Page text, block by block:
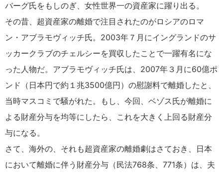
バーグ氏をもしのぎ、女性世界一の資産家に躍り出る。
その昔、超資産家の離婚で注目されたのがロシアのロマ
ン・アブラモヴィッチ氏。2003年７月にイングランドのサ
ッカークラブのチェルシーを買収したことで一躍有名にな
った人物だ。アブラモヴィッチ氏は、2007年３月に60億ポ
ンド（日本円で約１兆3500億円）の慰謝料で離婚したと、
当時マスコミで騒がれた。もし、今回、ベゾス氏が離婚に
よる財産分与を均等にしたら、これを大きく上回る財産分
与になる。
さて、海外の、それも超資産家の離婚劇はさておき、日本
において離婚に伴う財産分与（民法768条、771条）は、夫